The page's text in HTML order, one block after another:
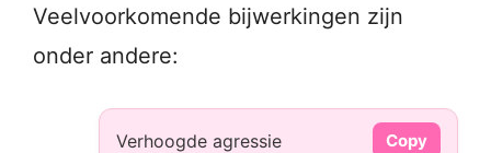
Veelvoorkomende bijwerkingen zijn
onder andere:
Verhoogde agressie Copy